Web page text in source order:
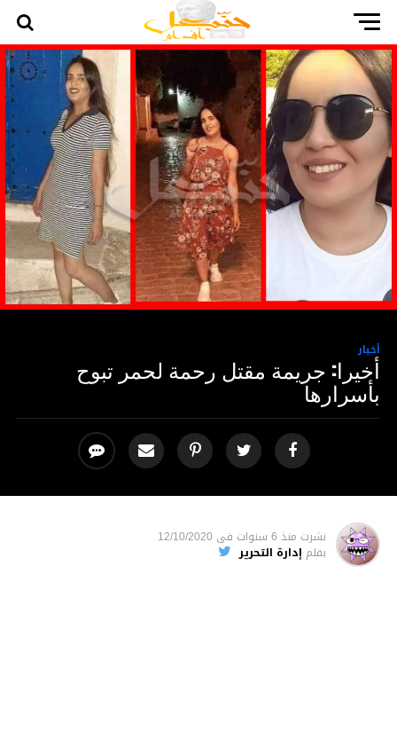
أخبار
أخيرا: جريمة مقتل رحمة لحمر تبوح
بأسرارها
نشرت منذ 6 سنوات فى 12/10/2020
بقلم إدارة التحرير